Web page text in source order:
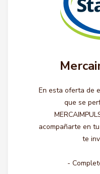
En esta oferta de
que se
acompañarte en
te
-